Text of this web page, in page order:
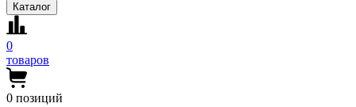
Каталог
0
товаров
0 позиций